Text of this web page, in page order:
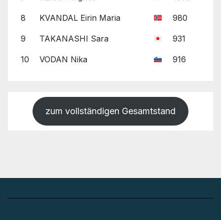
8 KVANDAL Eirin Maria 980
9 TAKANASHI Sara 931
10 VODAN Nika 916
zum vollständigen Gesamtstand